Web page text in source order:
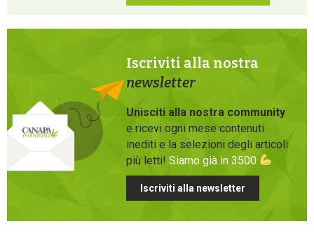
Iscriviti alla nostra
newsletter
Unisciti alla nostra community
e ricevi ogni mese contenuti
inediti e la selezioni degli articoli
più letti! Siamo già in 3500
Iscriviti alla newsletter